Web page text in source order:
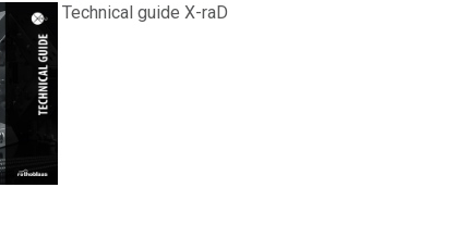
Technical guide X-raD